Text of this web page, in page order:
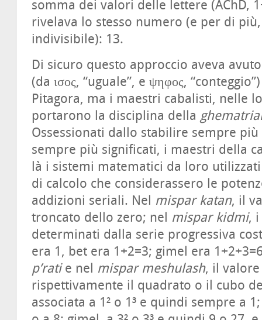
somma dei valori delle lettere (AChD,
rivelava lo stesso numero (e per di
indivisibile): 13.
Di sicuro questo approccio aveva
(da ισος, “uguale”, e ψηφος,
Pitagora, ma i maestri cabalisti, nelle
portarono la disciplina della
Ossessionati dallo stabilire sempre
sempre più significati, i maestri della
là i sistemi matematici da loro
di calcolo che considerassero le
addizioni seriali. Nel mispar katan, il
troncato dello zero; nel mispar kidmi, i
determinati dalla serie progressiva
era 1, bet era 1+2=3; gimel era
p’ratie nel mispar meshulash, il
rispettivamente il quadrato o il cubo
associata a 1² o 1³ e quindi sempre a